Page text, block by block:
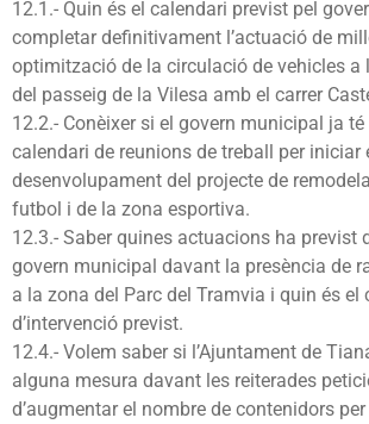
12.1.- Quin és el calendari previst pel
completar definitivament l’actuació de
optimització de la circulació de vehicles a
del passeig de la Vilesa amb el carrer
12.2.- Conèixer si el govern municipal ja
calendari de reunions de treball per iniciar
desenvolupament del projecte de
futbol i de la zona esportiva.
12.3.- Saber quines actuacions ha previst
govern municipal davant la presència de
a la zona del Parc del Tramvia i quin és el
d’intervenció previst.
12.4.- Volem saber si l’Ajuntament de
alguna mesura davant les reiterades
d’augmentar el nombre de contenidors